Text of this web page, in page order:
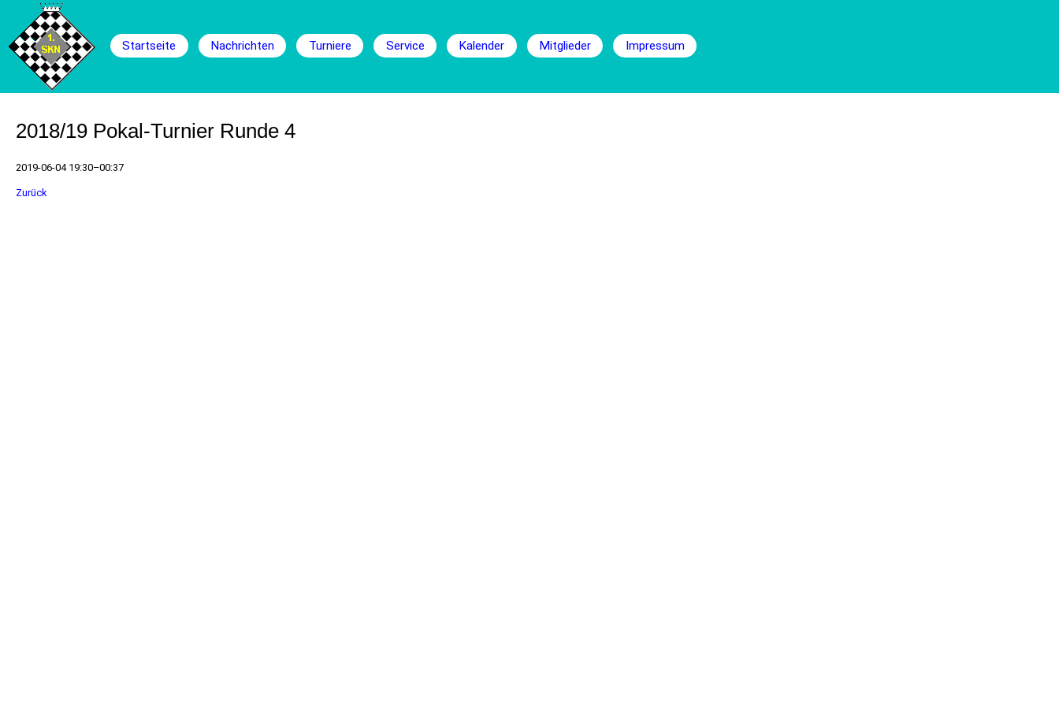
Startseite Nachrichten Turniere Service Kalender Mitglieder Impressum
2018/19 Pokal-Turnier Runde 4
2019-06-04 19:30–00:37
Zurück